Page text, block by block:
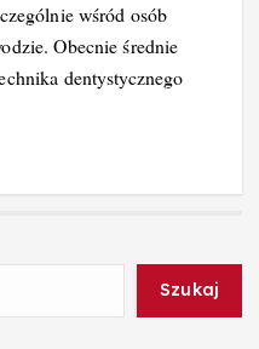
wśród osób
Obecnie średnie
dentystycznego
Szukaj